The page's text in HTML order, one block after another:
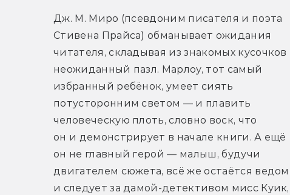
Дж. М. Миро (псевдоним писателя и поэта
Стивена Прайса) обманывает ожидания
читателя, складывая из знакомых кусочков
неожиданный пазл. Марлоу, тот самый
избранный ребёнок, умеет сиять
потусторонним светом — и плавить
человеческую плоть, словно воск, что
он и демонстрирует в начале книги. А ещё
он не главный герой — малыш, будучи
двигателем сюжета, всё же остаётся
и следует за дамой-детективом мисс Куик,